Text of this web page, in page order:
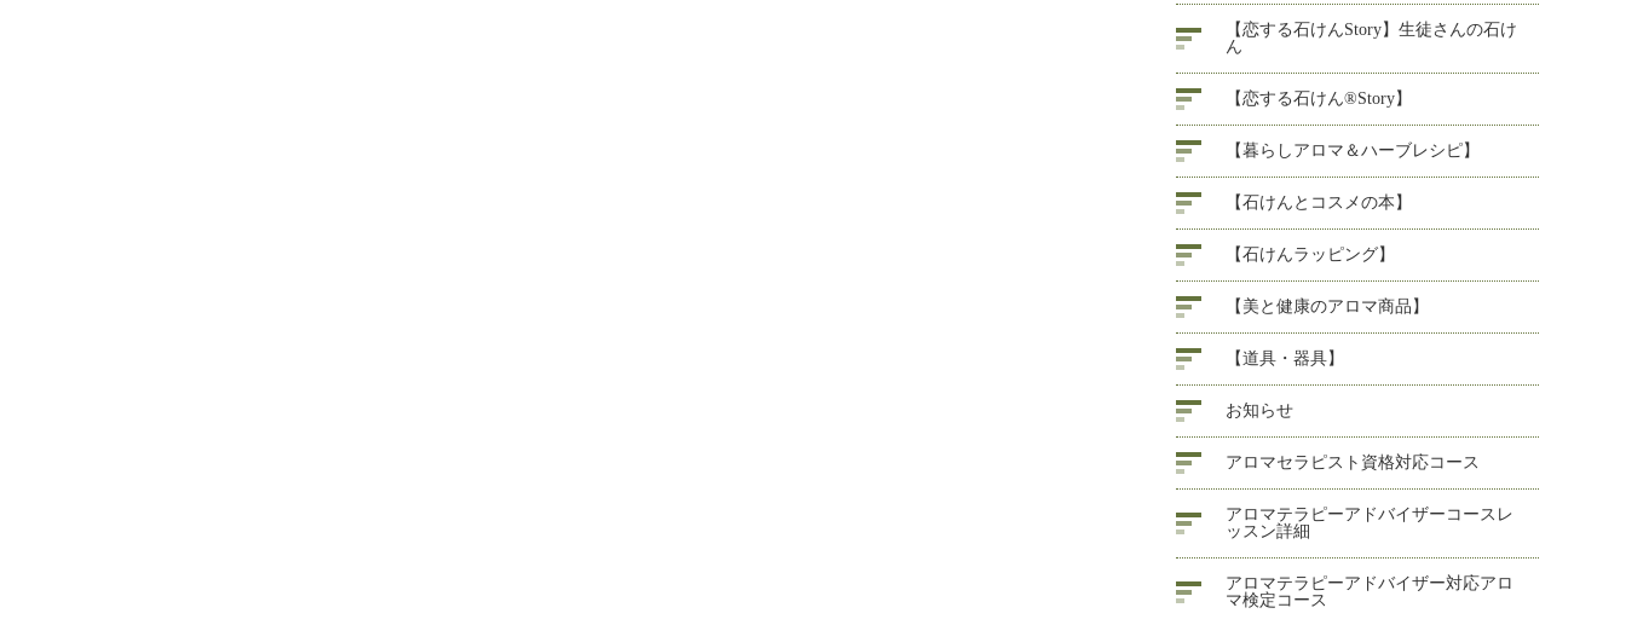
【恋する石けんStory】生徒さんの石け
ん
【恋する石けん®Story】
【暮らしアロマ＆ハーブレシピ】
【石けんとコスメの本】
【石けんラッピング】
【美と健康のアロマ商品】
【道具・器具】
お知らせ
アロマセラピスト資格対応コース
アロマテラピーアドバイザーコースレ
ッスン詳細
アロマテラピーアドバイザー対応アロ
マ検定コース